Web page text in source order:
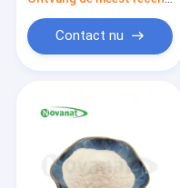
Contact nu